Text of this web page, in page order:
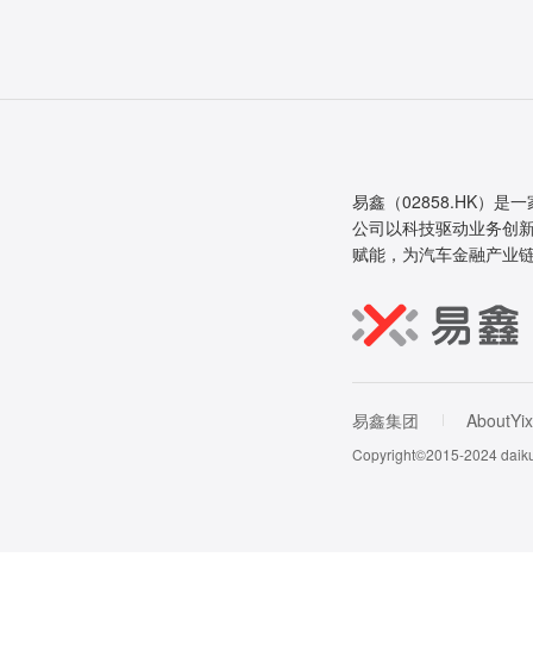
易鑫（02858.HK）是
公司以科技驱动业务创
赋能，为汽车金融产业
易鑫集团
Copyright©2015-2024